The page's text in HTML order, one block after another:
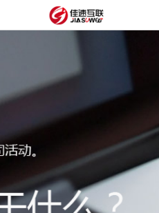
设
网
建
制
板
抖
获
里
经